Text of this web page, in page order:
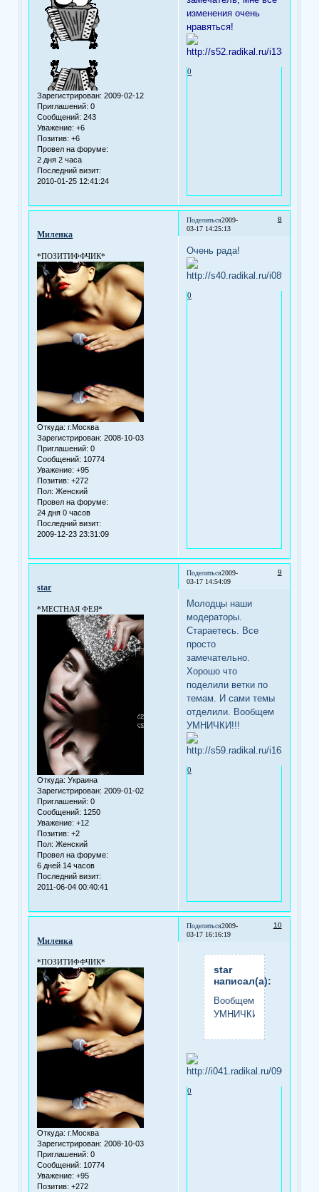
Зарегистрирован: 2009-02-12
Приглашений: 0
Сообщений: 243
Уважение: +6
Позитив: +6
Провел на форуме:
2 дня 2 часа
Последний визит:
2010-01-25 12:41:24
изменения очень
нравяться!
0
Поделиться 8
2009-
03-17 14:25:13
Миленка
*ПОЗИТИФФЧИК*
Откуда: г.Москва
Зарегистрирован: 2008-10-03
Приглашений: 0
Сообщений: 10774
Уважение: +95
Позитив: +272
Пол: Женский
Провел на форуме:
24 дня 0 часов
Последний визит:
2009-12-23 23:31:09
Очень рада!
0
Поделиться 9
2009-
03-17 14:54:09
star
*МЕСТНАЯ ФЕЯ*
Откуда: Украина
Зарегистрирован: 2009-01-02
Приглашений: 0
Сообщений: 1250
Уважение: +12
Позитив: +2
Пол: Женский
Провел на форуме:
6 дней 14 часов
Последний визит:
2011-06-04 00:40:41
Молодцы наши
модераторы.
Стараетесь. Все
просто
замечательно.
Хорошо что
поделили ветки по
темам. И сами темы
отделили. Вообщем
УМНИЧКИ!!!
0
Поделиться 10
2009-
03-17 16:16:19
Миленка
*ПОЗИТИФФЧИК*
Откуда: г.Москва
Зарегистрирован: 2008-10-03
Приглашений: 0
Сообщений: 10774
Уважение: +95
Позитив: +272
star
написал(а):
Вообщем
УМНИЧКИ!!!
0